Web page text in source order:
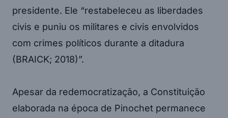
presidente. Ele “restabeleceu as liberdades
civis e puniu os militares e civis envolvidos
com crimes políticos durante a ditadura
(BRAICK; 2018)”.
Apesar da redemocratização, a Constituição
elaborada na época de Pinochet permanece